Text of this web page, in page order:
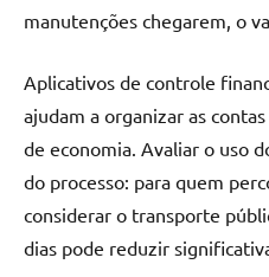
manutenções chegarem, o
Aplicativos de controle
ajudam a organizar as
de economia. Avaliar o uso
do processo: para quem
considerar o transporte
dias pode reduzir